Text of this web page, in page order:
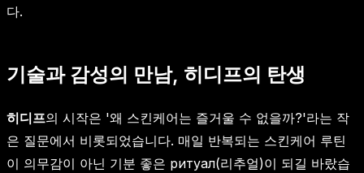
다.
기술과 감성의 만남, 히디프의 탄생
히디프의 시작은 '왜 스킨케어는 즐거울 수 없을까?'라는 작
은 질문에서 비롯되었습니다. 매일 반복되는 스킨케어 루틴
이 의무감이 아닌 기분 좋은 ритуал(리추얼)이 되길 바랐습